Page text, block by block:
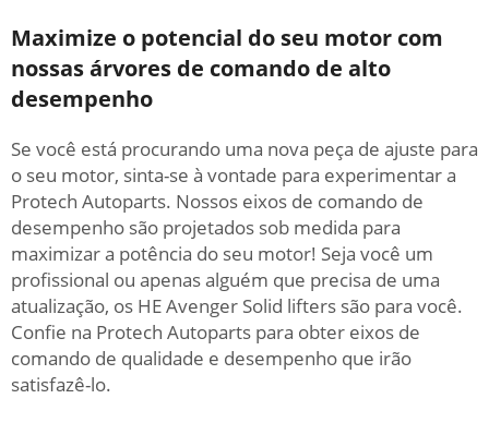
Maximize o potencial do seu motor com
nossas árvores de comando de alto
desempenho
Se você está procurando uma nova peça de ajuste para
o seu motor, sinta-se à vontade para experimentar a
Protech Autoparts. Nossos eixos de comando de
desempenho são projetados sob medida para
maximizar a potência do seu motor! Seja você um
profissional ou apenas alguém que precisa de uma
atualização, os HE Avenger Solid lifters são para você.
Confie na Protech Autoparts para obter eixos de
comando de qualidade e desempenho que irão
satisfazê-lo.